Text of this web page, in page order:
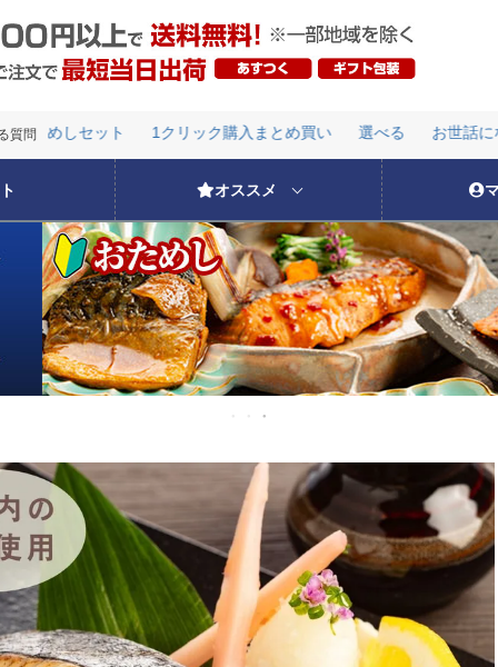
質問
めしセット 1クリック購入まとめ買い 選べる
お世話になっ
めしセット
1クリック購入まとめ買い 選べる お世話になっ
検索
オススメ